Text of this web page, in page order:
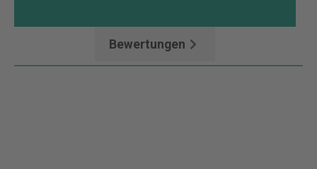
Bewertungen